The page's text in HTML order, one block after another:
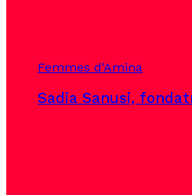
Femmes d'Amina
Sadia Sanusi,